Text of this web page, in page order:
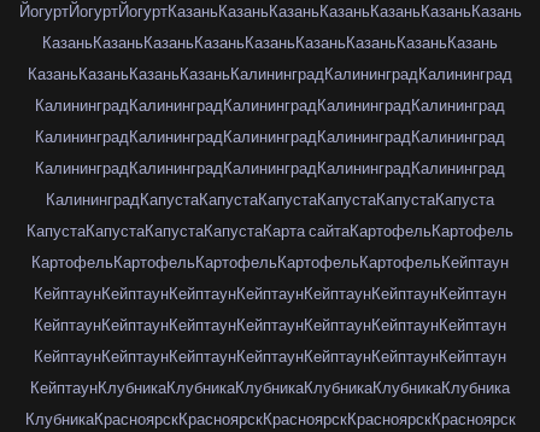
ЙогуртЙогуртЙогуртКазаньКазаньКазаньКазаньКазаньКазаньКазань
КазаньКазаньКазаньКазаньКазаньКазаньКазаньКазаньКазань
КазаньКазаньКазаньКазаньКалининградКалининградКалининград
КалининградКалининградКалининградКалининградКалининград
КалининградКалининградКалининградКалининградКалининград
КалининградКалининградКалининградКалининградКалининград
КалининградКапустаКапустаКапустаКапустаКапустаКапуста
КапустаКапустаКапустаКапустаКарта сайтаКартофельКартофель
КартофельКартофельКартофельКартофельКартофельКейптаун
КейптаунКейптаунКейптаунКейптаунКейптаунКейптаунКейптаун
КейптаунКейптаунКейптаунКейптаунКейптаунКейптаунКейптаун
КейптаунКейптаунКейптаунКейптаунКейптаунКейптаунКейптаун
КейптаунКлубникаКлубникаКлубникаКлубникаКлубникаКлубника
КлубникаКрасноярскКрасноярскКрасноярскКрасноярскКрасноярск